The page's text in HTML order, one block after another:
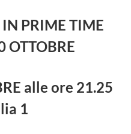
PRIME TIME
OTTOBRE
alle ore 21.25
1